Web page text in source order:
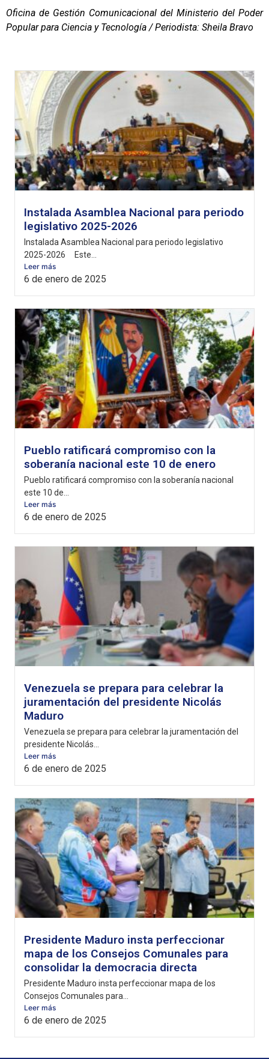
Oficina de Gestión Comunicacional del Ministerio del Poder
Popular para Ciencia y Tecnología / Periodista: Sheila Bravo
Instalada Asamblea Nacional para periodo
legislativo 2025-2026
Instalada Asamblea Nacional para periodo legislativo
2025-2026 Este...
Leer más
6 de enero de 2025
Pueblo ratificará compromiso con la
soberanía nacional este 10 de enero
Pueblo ratificará compromiso con la soberanía nacional
este 10 de...
Leer más
6 de enero de 2025
Venezuela se prepara para celebrar la
juramentación del presidente Nicolás
Maduro
Venezuela se prepara para celebrar la juramentación del
presidente Nicolás...
Leer más
6 de enero de 2025
Presidente Maduro insta perfeccionar
mapa de los Consejos Comunales para
consolidar la democracia directa
Presidente Maduro insta perfeccionar mapa de los
Consejos Comunales para...
Leer más
6 de enero de 2025